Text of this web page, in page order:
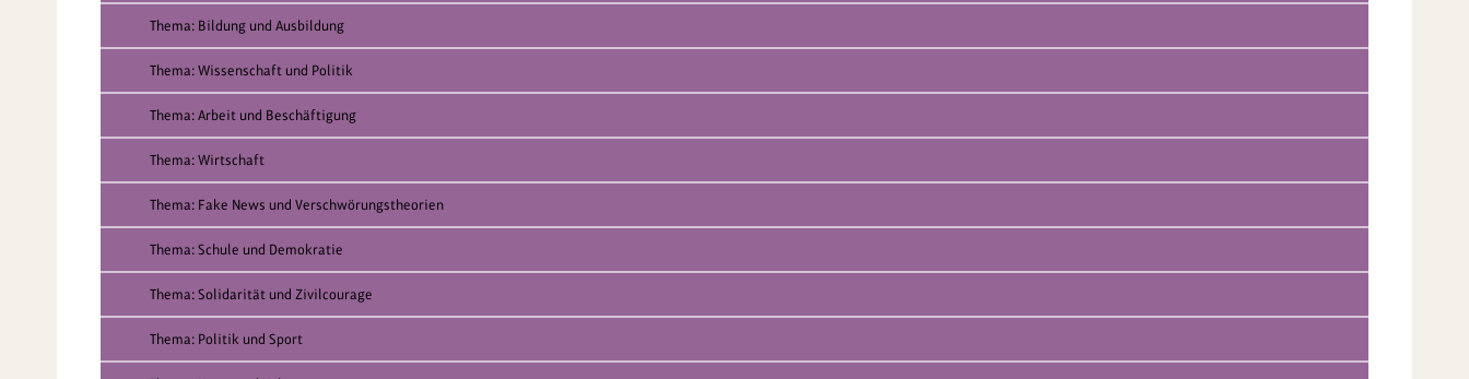
Thema: Bildung und Ausbildung
Thema: Wissenschaft und Politik
Thema: Arbeit und Beschäftigung
Thema: Wirtschaft
Thema: Fake News und Verschwörungstheorien
Thema: Schule und Demokratie
Thema: Solidarität und Zivilcourage
Thema: Politik und Sport